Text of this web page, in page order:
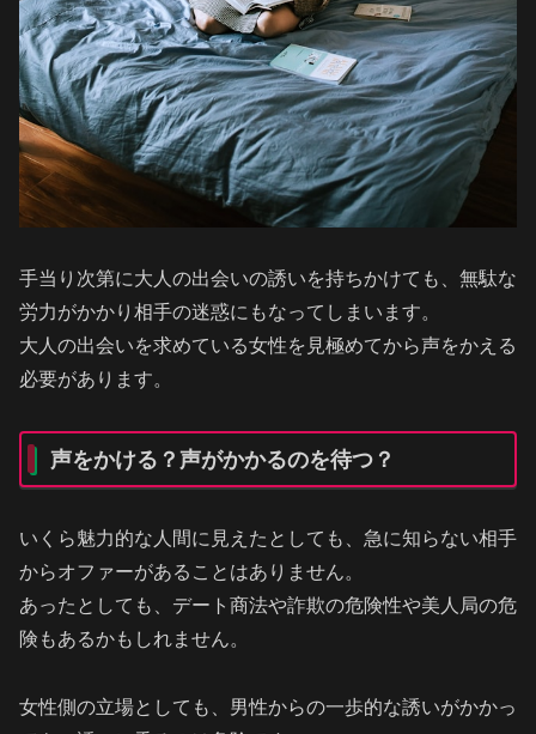
手当り次第に大人の出会いの誘いを持ちかけても、無駄な
労力がかかり相手の迷惑にもなってしまいます。
大人の出会いを求めている女性を見極めてから声をかえる
必要があります。
声をかける？声がかかるのを待つ？
いくら魅力的な人間に見えたとしても、急に知らない相手
からオファーがあることはありません。
あったとしても、デート商法や詐欺の危険性や美人局の危
険もあるかもしれません。
女性側の立場としても、男性からの一歩的な誘いがかかっ